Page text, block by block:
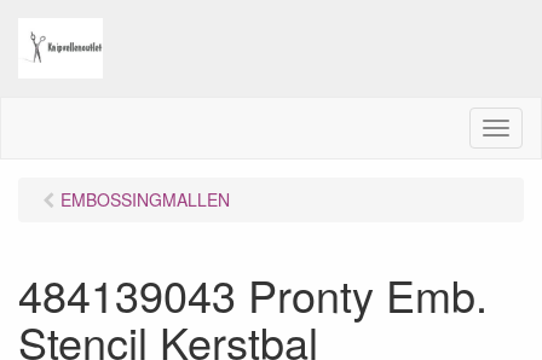
M
e
EMBOSSINGMALLEN
484139043 Pronty Emb.
Stencil Kerstbal